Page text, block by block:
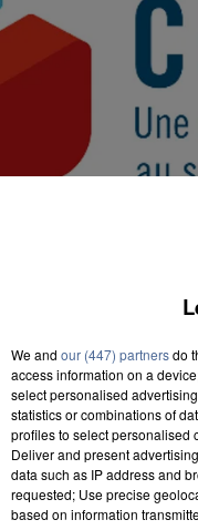
prioritaire qui
sur plusieurs
(et jusqu'à 30
We and our (447) partnersdo
access information on a
select personalised
statistics or combinations of
profiles to select personalised
Deliver and present
data such as IP address and
requested; Use precise
based on information